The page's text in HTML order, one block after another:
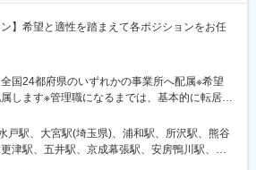
ン】希望と適性を踏まえて各ポジションをお任
全国24都府県のいずれかの事業所へ配属※希望
します※管理職になるまでは、基本的に転居を
せん。※3～5年間、所属事業所に在籍のまま、
務できる“他所勤務制度”もあります。＜募集エ
県、千葉県、神奈川県、茨城県、宮城県、山
戸駅、大宮駅(埼玉県)、浦和駅、所沢駅、熊谷
津駅、五井駅、京成幕張駅、安房鴨川駅、京